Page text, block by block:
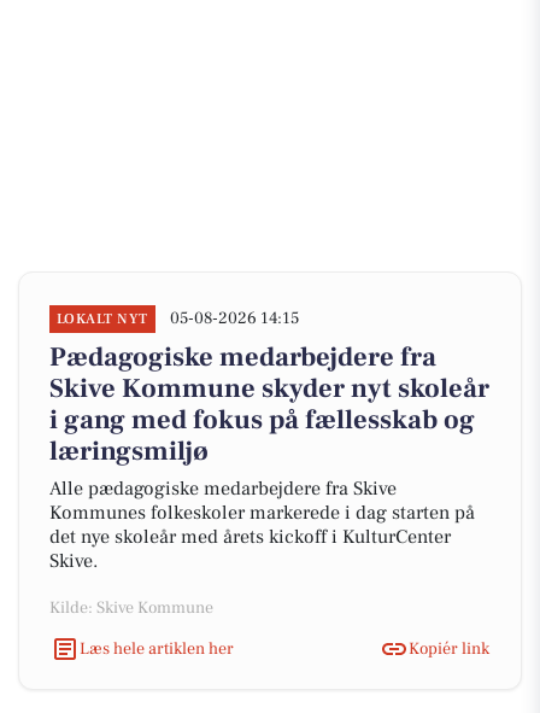
LOKALT NYT 05-08-2026 14:15
Pædagogiske medarbejdere fra
Skive Kommune skyder nyt skoleår
i gang med fokus på fællesskab og
læringsmiljø
Alle pædagogiske medarbejdere fra Skive
Kommunes folkeskoler markerede i dag starten på
det nye skoleår med årets kickoff i KulturCenter
Skive.
Kilde: Skive Kommune
Læs hele artiklen her
Kopiér link